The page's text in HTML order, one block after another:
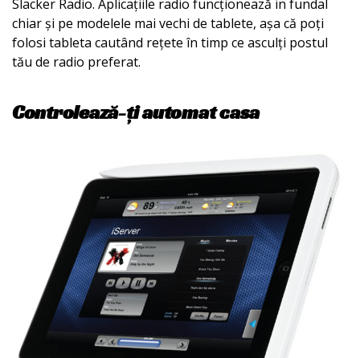
Slacker Radio. Aplicațiile radio funcționează in fundal
chiar și pe modelele mai vechi de tablete, așa că poți
folosi tableta cautând rețete în timp ce asculți postul
tău de radio preferat.
Controlează-ți automat casa